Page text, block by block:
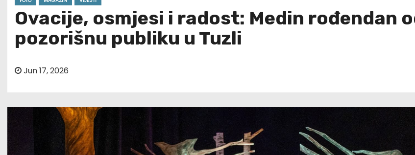
Ovacije, osmjesi i radost: Medin rođendan
pozorišnu publiku u Tuzli
Jun 17, 2026